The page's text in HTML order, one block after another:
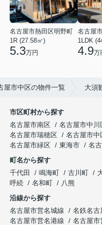
名古屋市熱田区明野町
1R (27.58㎡)
5.3万円
1LDK
4.9万
屋市中区の物件一覧 大須
市区町村から探す
名古屋市南区
名古屋市中川
名古屋市瑞穂区
名古屋市中
名古屋市緑区
東海市 名
町名から探す
千代田
鳴海町 古川町
呼続
名和町
八熊
沿線から探す
名古屋市営名城線
名鉄名古
名古屋市営名港線
名古屋市